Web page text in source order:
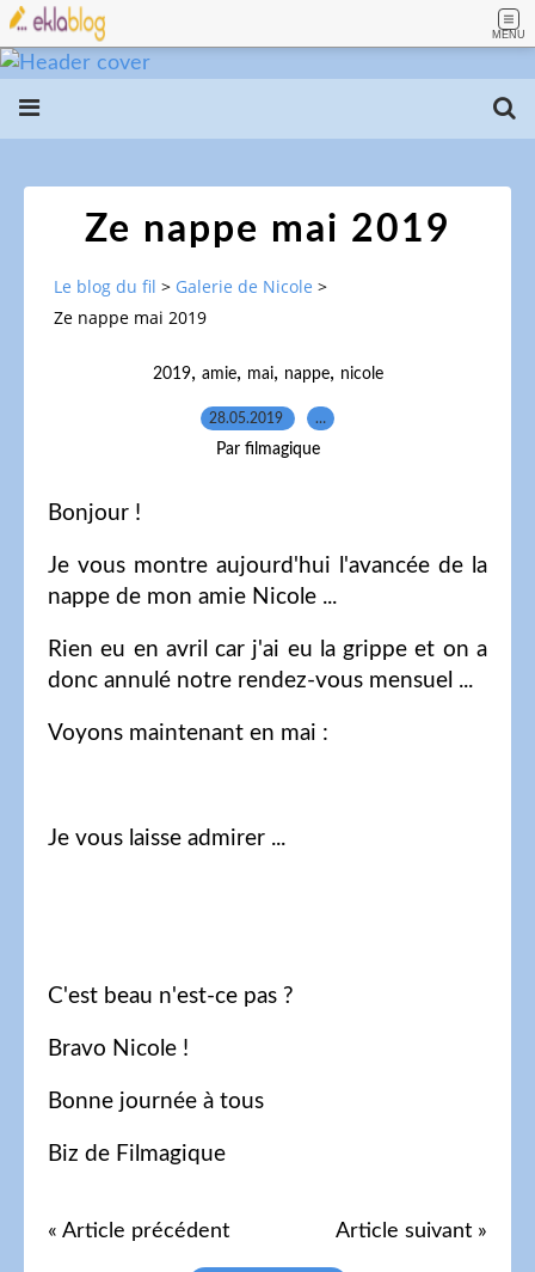
MENU
Ze nappe mai 2019
Le blog du fil > Galerie de Nicole >
Ze nappe mai 2019
2019, amie, mai, nappe, nicole
28.05.2019 …
Par filmagique
Bonjour !
Je vous montre aujourd'hui l'avancée de la
nappe de mon amie Nicole ...
Rien eu en avril car j'ai eu la grippe et on a
donc annulé notre rendez-vous mensuel ...
Voyons maintenant en mai :
Je vous laisse admirer ...
C'est beau n'est-ce pas ?
Bravo Nicole !
Bonne journée à tous
Biz de Filmagique
« Article précédent Article suivant »